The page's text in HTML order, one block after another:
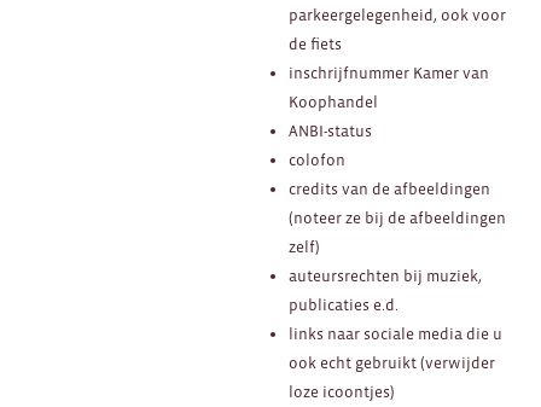
parkeergelegenheid, ook voor
de fiets
inschrijfnummer Kamer van
Koophandel
ANBI-status
colofon
credits van de afbeeldingen
(noteer ze bij de afbeeldingen
zelf)
auteursrechten bij muziek,
publicaties e.d.
links naar sociale media die u
ook echt gebruikt (verwijder
loze icoontjes)